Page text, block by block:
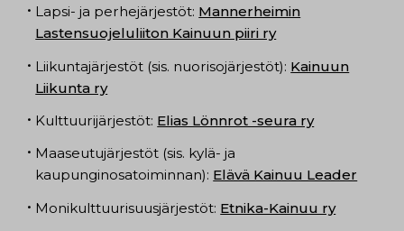
Lapsi- ja perhejärjestöt: Mannerheimin
Lastensuojeluliiton Kainuun piiri ry
Liikuntajärjestöt (sis. nuorisojärjestöt): Kainuun
Liikunta ry
Kulttuurijärjestöt: Elias Lönnrot -seura ry
Maaseutujärjestöt (sis. kylä- ja
kaupunginosatoiminnan): Elävä Kainuu Leader
Monikulttuurisuusjärjestöt: Etnika-Kainuu ry